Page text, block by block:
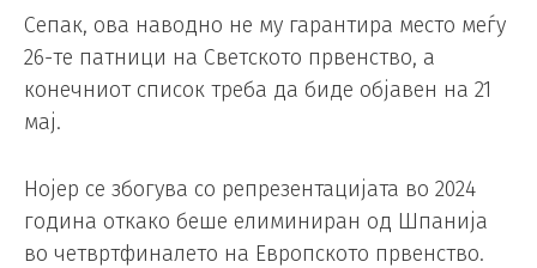
Сепак, ова наводно не му гарантира место меѓу
26-те патници на Светското првенство, а
конечниот список треба да биде објавен на 21
мај.
Нојер се збогува со репрезентацијата во 2024
година откако беше елиминиран од Шпанија
во четвртфиналето на Европското првенство.